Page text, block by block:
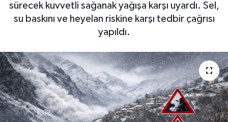
sürecek kuvvetli sağanak yağışa karşı uyardı. Sel,
su baskını ve heyelan riskine karşı tedbir çağrısı
yapıldı.
EKONOMİ
Hakkari Haber
İLGİNÇ HABERLER
KADIN
Son Dakika Haberleri